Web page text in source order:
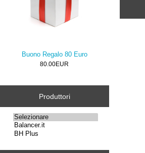
Buono Regalo 80 Euro
80.00EUR
Produttori